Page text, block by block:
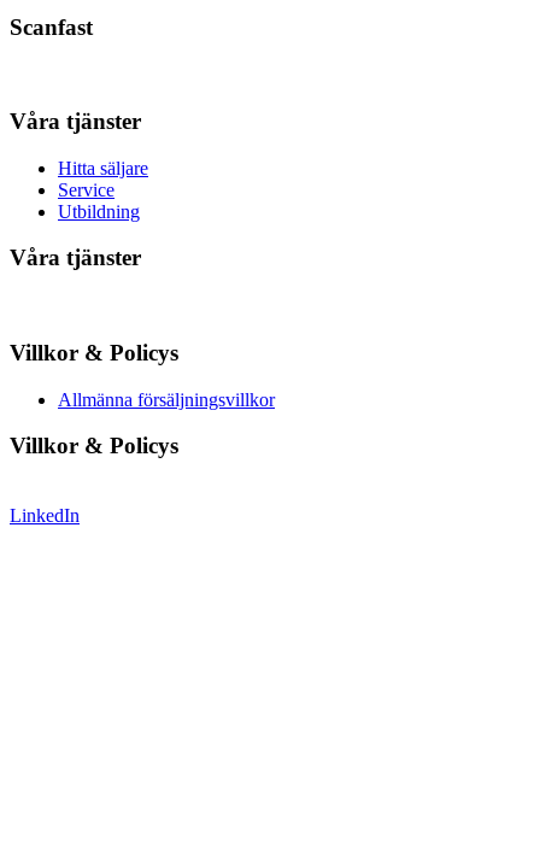
Scanfast
Våra tjänster
Hitta säljare
Service
Utbildning
Våra tjänster
Villkor & Policys
Allmänna försäljningsvillkor
Villkor & Policys
LinkedIn